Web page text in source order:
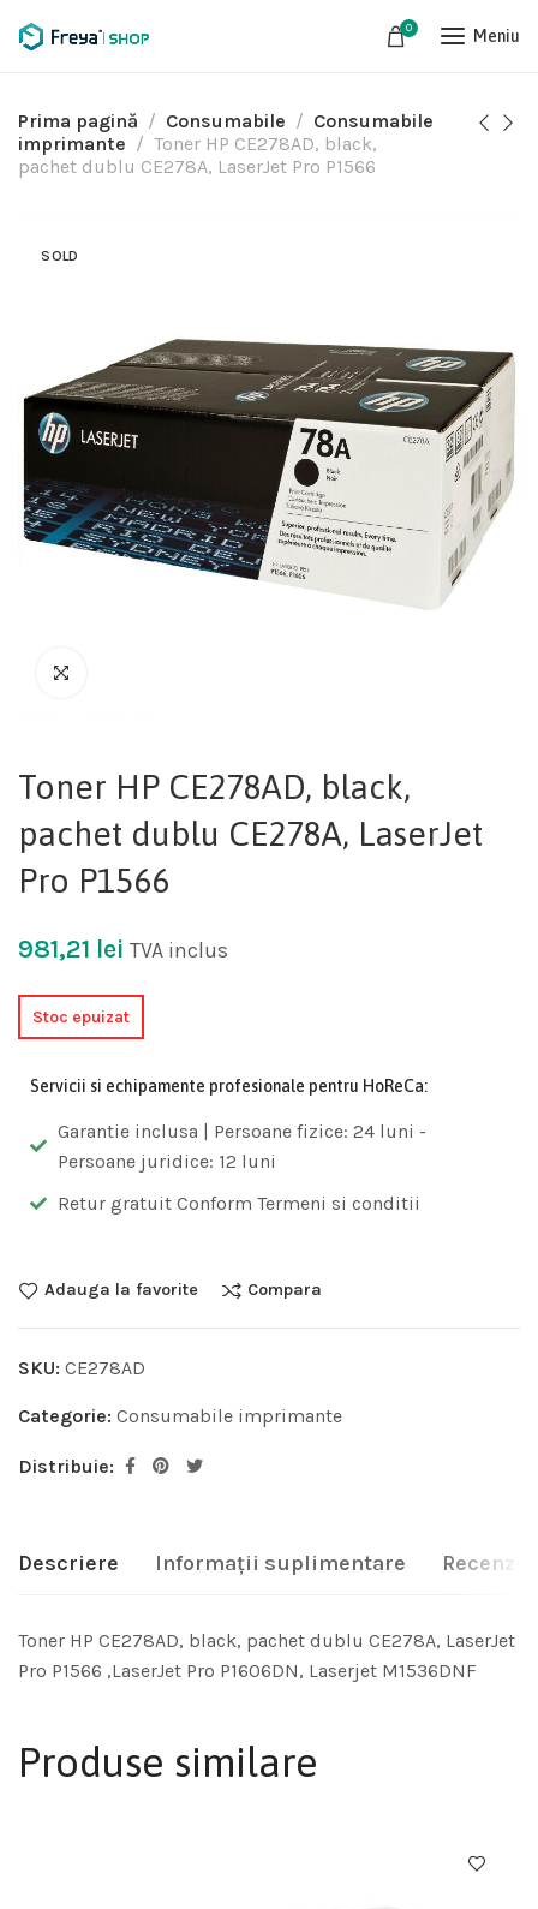
0 Meniu
Prima pagină Consumabile
Consumabile
imprimante
Toner HP CE278AD, black,
pachet dublu CE278A, LaserJet Pro P1566
SOLD
Toner HP CE278AD, black,
pachet dublu CE278A, LaserJet
Pro P1566
981,21 lei TVA inclus
Stoc epuizat
Servicii si echipamente profesionale pentru HoReCa:
Garantie inclusa | Persoane fizice: 24 luni -
Persoane juridice: 12 luni
Retur gratuit Conform Termeni si conditii
Adauga la favorite Compara
SKU: CE278AD
Categorie: Consumabile imprimante
Distribuie:
Descriere Informații suplimentare Recenzii
Toner HP CE278AD, black, pachet dublu CE278A, LaserJet
Pro P1566 ,LaserJet Pro P1606DN, Laserjet M1536DNF
Produse similare